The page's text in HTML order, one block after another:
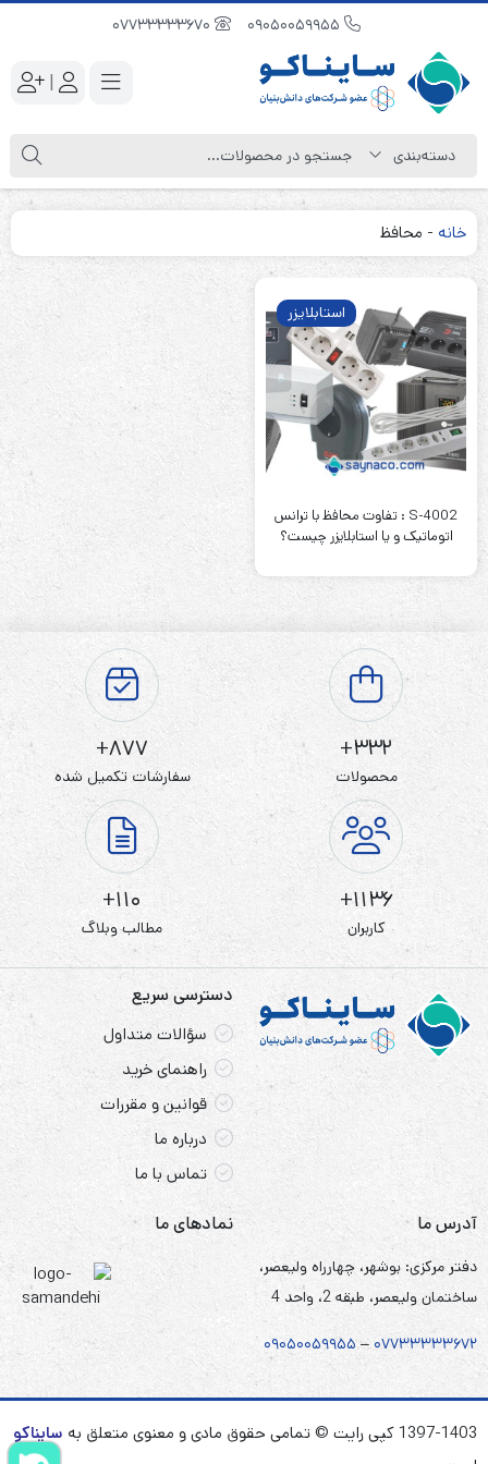
|
خانه - محافظ
استابلایزر
S-4002 : تفاوت محافظ با ترانس
اتوماتیک و یا استابلایزر چیست؟
332+
محصولات
877+
سفارشات تکمیل شده
1136+
کاربران
110+
مطالب وبلاگ
دسترسی سریع
سؤالات متداول
راهنمای خرید
قوانین و مقررات
درباره ما
تماس با ما
آدرس ما
دفتر مرکزی: بوشهر، چهارراه ولیعصر،
ساختمان ولیعصر، طبقه 2، واحد 4
۰۷۷۳۳۳۳۳۶۷۲ – ۰۹۰۵۰۰۵۹۹۵۵
نمادهای ما
1397-1403 کپی رایت © تمامی حقوق مادی و معنوی متعلق به
سایناکو